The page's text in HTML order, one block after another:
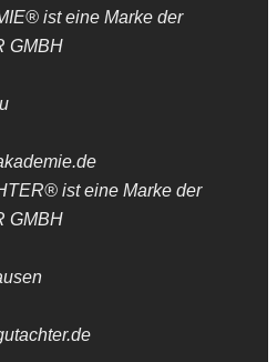
ist eine Marke der
GMBH
ist eine Marke der
GMBH